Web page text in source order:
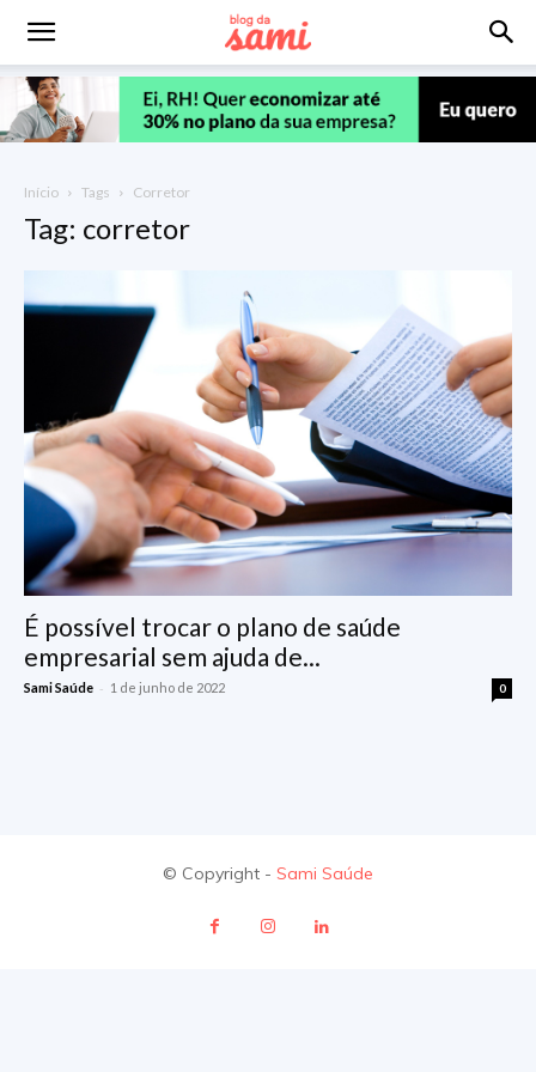
Início Tags Corretor
Tag: corretor
É possível trocar o plano de saúde
empresarial sem ajuda de...
Sami Saúde - 1 de junho de 2022 0
© Copyright - Sami Saúde